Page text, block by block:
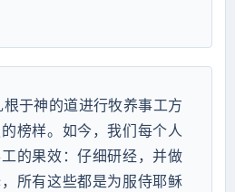
于神的道进行牧养事工方
榜样。如今，我们每个人
的果效：仔细研经，并做
所有这些都是为服侍耶稣